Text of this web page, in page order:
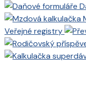
Veřejné registry